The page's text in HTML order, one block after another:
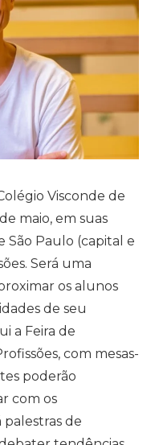
Visconde de
maio, em suas
São Paulo (capital e
Será uma
os alunos
de seu
a Feira de
com mesas-
poderão
com os
de